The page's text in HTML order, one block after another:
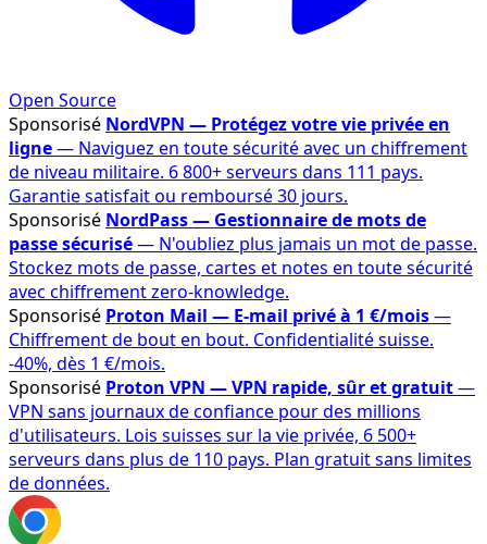
Open Source
Sponsorisé NordVPN — Protégez votre vie privée en
ligne— Naviguez en toute sécurité avec un chiffrement
de niveau militaire. 6 800+ serveurs dans 111 pays.
Garantie satisfait ou remboursé 30 jours.
Sponsorisé NordPass — Gestionnaire de mots de
passe sécurisé— N'oubliez plus jamais un mot de passe.
Stockez mots de passe, cartes et notes en toute sécurité
avec chiffrement zero-knowledge.
Sponsorisé Proton Mail — E-mail privé à 1 €/mois—
Chiffrement de bout en bout. Confidentialité suisse.
-40%, dès 1 €/mois.
Sponsorisé Proton VPN — VPN rapide, sûr et gratuit—
VPN sans journaux de confiance pour des millions
d'utilisateurs. Lois suisses sur la vie privée, 6 500+
serveurs dans plus de 110 pays. Plan gratuit sans limites
de données.